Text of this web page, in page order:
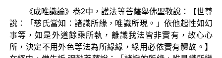
《成唯識論》卷2中，護法等菩薩舉佛聖教說：【世尊
說：「慈氏當知：諸識所緣，唯識所現。」依他起性如幻
事等，如是外道餘乘所執，離識我法皆非實有，故心心
所，決定不用外色等法為所緣緣，緣用必依實有體故。】